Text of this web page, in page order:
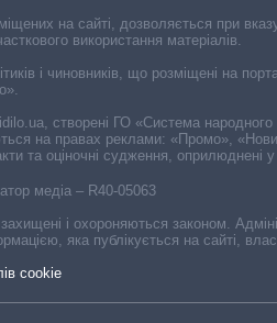
медіа – R40-05063
і охороняються законом.
яка публікується на сайті,
cookie
на сайті, дозволяється при
використання матеріалів.
і чиновників, що розміщені на
створені ГО «Система
на правах реклами: «Промо»,
та оціночні судження,